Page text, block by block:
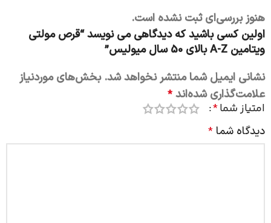
هنوز بررسی‌ای ثبت نشده است.
اولین کسی باشید که دیدگاهی می نویسد “قرص مولتی
ویتامین A-Z بالای 50 سال میولیس”
نشانی ایمیل شما منتشر نخواهد شد. بخش‌های موردنیاز
علامت‌گذاری شده‌اند *
امتیاز شما*
دیدگاه شما *